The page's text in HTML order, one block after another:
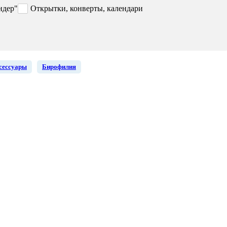
Открытки, конверты, календари
Бирофилия